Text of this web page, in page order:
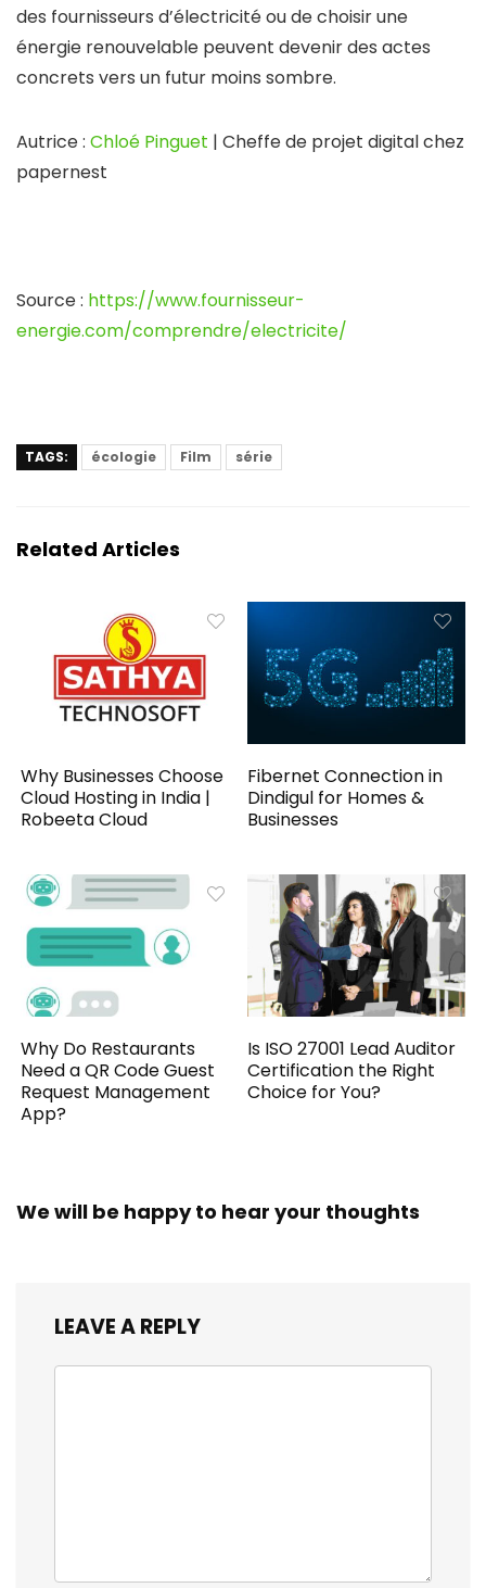
des fournisseurs d’électricité ou de choisir une
énergie renouvelable peuvent devenir des actes
concrets vers un futur moins sombre.
Autrice : Chloé Pinguet | Cheffe de projet digital chez
papernest
Source : https://www.fournisseur-
energie.com/comprendre/electricite/
TAGS: écologie Film série
Related Articles
Why Businesses Choose
Cloud Hosting in India |
Robeeta Cloud
Fibernet Connection in
Dindigul for Homes &
Businesses
Why Do Restaurants
Need a QR Code Guest
Request Management
App?
Is ISO 27001 Lead Auditor
Certification the Right
Choice for You?
We will be happy to hear your thoughts
LEAVE A REPLY